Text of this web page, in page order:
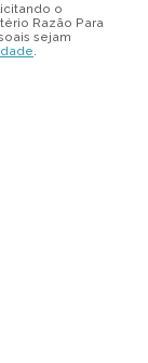
o
Razão Para
sejam
.